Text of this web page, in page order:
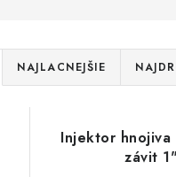
NAJLACNEJŠIE
Injektor hnojiva
závit 1"